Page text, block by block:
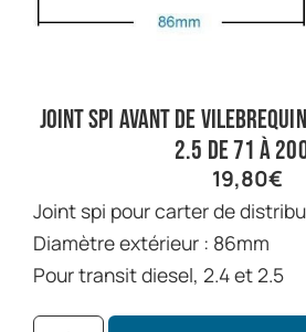
Joint spi avant de
2.5 de 71 à
19,80€
Joint spi pour carter de
Diamètre extérieur : 86mm
Pour transit diesel, 2.4 et 2.5